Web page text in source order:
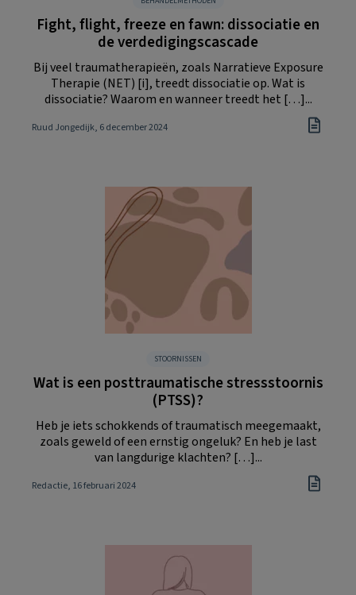
Fight, flight, freeze en fawn: dissociatie en
de verdedigingscascade
Bij veel traumatherapieën, zoals Narratieve Exposure
Therapie (NET) [i], treedt dissociatie op. Wat is
dissociatie? Waarom en wanneer treedt het […]...
Ruud Jongedijk, 6 december 2024
STOORNISSEN
Wat is een posttraumatische stressstoornis
(PTSS)?
Heb je iets schokkends of traumatisch meegemaakt,
zoals geweld of een ernstig ongeluk? En heb je last
van langdurige klachten? […]...
Redactie, 16 februari 2024